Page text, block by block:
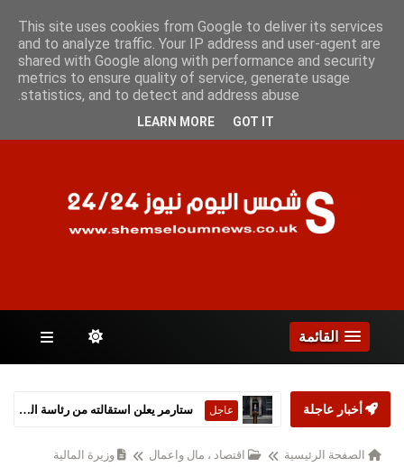
الصفحات
القائمة
أخبار عاجلة عاجل ستارمر يعلن استقالته من رئاسة الحكومة البريطانية
الصفحة الرئيسية اقتصاد ، مال واعمال
وزيرة المالية
This site uses cookies from Google to deliver its services
and to analyze traffic. Your IP address and user-agent are
shared with Google along with performance and security
metrics to ensure quality of service, generate usage
statistics, and to detect and address abuse.
LEARN MORE GOT IT